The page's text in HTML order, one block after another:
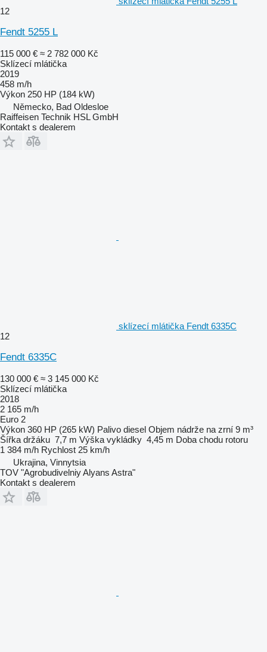
12
Fendt 5255 L
115 000 € ≈ 2 782 000 Kč
Sklízecí mlátička
2019
458 m/h
Výkon 250 HP (184 kW)
Německo, Bad Oldesloe
Raiffeisen Technik HSL GmbH
Kontakt s dealerem
sklízecí mlátička Fendt 6335C
12
Fendt 6335C
130 000 € ≈ 3 145 000 Kč
Sklízecí mlátička
2018
2 165 m/h
Euro 2
Výkon 360 HP (265 kW) Palivo diesel Objem nádrže na zrní 9 m³
Šířka držáku 7,7 m Výška vykládky 4,45 m Doba chodu rotoru
1 384 m/h Rychlost 25 km/h
Ukrajina, Vinnytsia
TOV "Agrobudivelniy Alyans Astra"
Kontakt s dealerem